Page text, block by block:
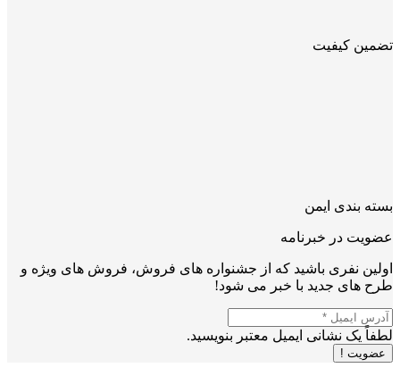
تضمین کیفیت
بسته بندی ایمن
عضویت در خبرنامه
اولین نفری باشید که از جشنواره های فروش، فروش های ویژه و
طرح های جدید با خبر می شود!
لطفاً یک نشانی ایمیل معتبر بنویسید.
عضویت !